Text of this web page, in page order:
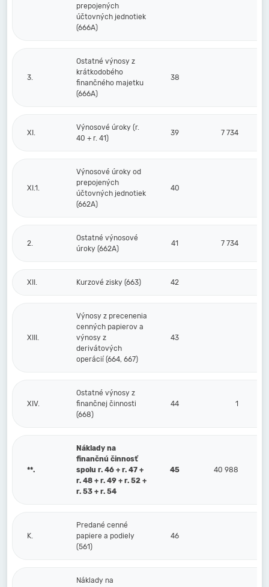
prepojených
účtovných jednotiek
(666A)
3.
Ostatné výnosy z
krátkodobého
finančného majetku
(666A)
38
XI.
Výnosové úroky (r.
40 + r. 41)
39 7 734
XI.1.
Výnosové úroky od
prepojených
účtovných jednotiek
(662A)
40
2.
Ostatné výnosové
úroky (662A)
41 7 734
XII. Kurzové zisky (663) 42
XIII.
Výnosy z precenenia
cenných papierov a
výnosy z
derivátových
operácií (664, 667)
43
XIV.
Ostatné výnosy z
finančnej činnosti
(668)
44 1
**.
Náklady na
finančnú činnosť
spolu r. 46 + r. 47 +
r. 48 + r. 49 + r. 52 +
r. 53 + r. 54
45 40 988
K.
Predané cenné
papiere a podiely
(561)
46
Náklady na